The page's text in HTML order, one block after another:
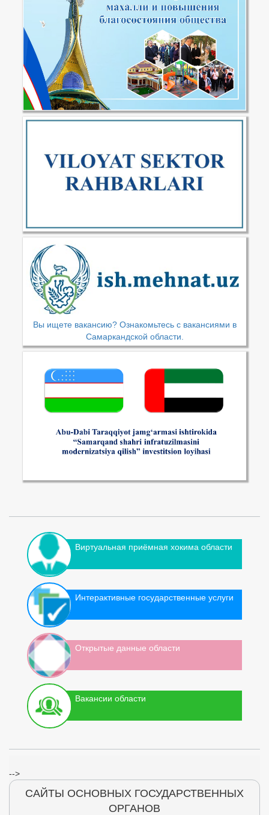
Вы ищете вакансию? Ознакомьтесь с вакансиями в
Самаркандской области.
Виртуальная приёмная хокима области
Интерактивные государственные услуги
Открытые данные области
Вакансии области
-->
САЙТЫ ОСНОВНЫХ ГОСУДАРСТВЕННЫХ
ОРГАНОВ